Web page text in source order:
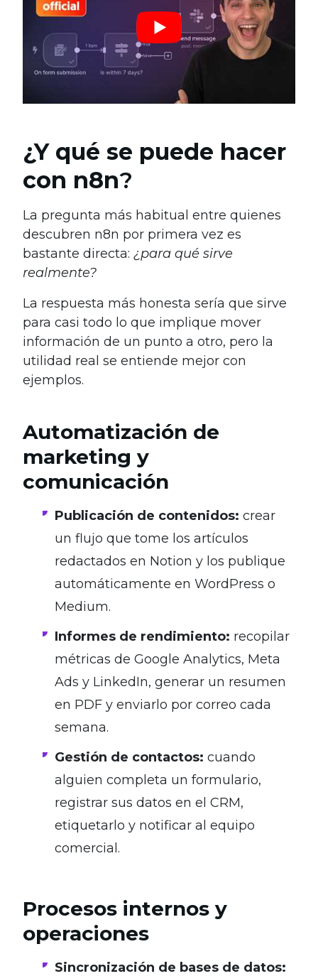
¿Y qué se puede hacer
con n8n?
La pregunta más habitual entre quienes
descubren n8n por primera vez es
bastante directa: ¿para qué sirve
realmente?
La respuesta más honesta sería que sirve
para casi todo lo que implique mover
información de un punto a otro, pero la
utilidad real se entiende mejor con
ejemplos.
Automatización de
marketing y
comunicación
Publicación de contenidos: crear
un flujo que tome los artículos
redactados en Notion y los publique
automáticamente en WordPress o
Medium.
Informes de rendimiento: recopilar
métricas de Google Analytics, Meta
Ads y LinkedIn, generar un resumen
en PDF y enviarlo por correo cada
semana.
Gestión de contactos: cuando
alguien completa un formulario,
registrar sus datos en el CRM,
etiquetarlo y notificar al equipo
comercial.
Procesos internos y
operaciones
Sincronización de bases de datos: